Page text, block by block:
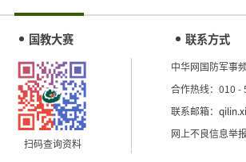
国教大赛
扫码查询资料
联系方式
中华网国防军事
合作热线：010 -
联系邮箱：
网上不良信息举